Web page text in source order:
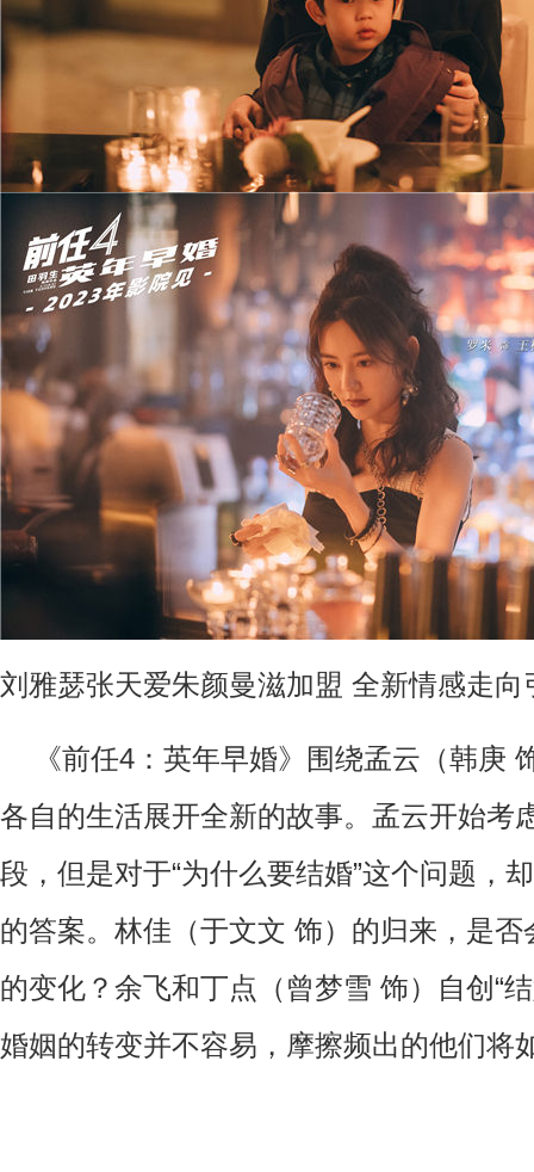
刘雅瑟张天爱朱颜曼滋加盟 全新情感走向
《前任4 ：英年早婚》围绕孟云（韩庚
各自的生活展开全新的故事。孟云开始考
段，但是对于“为什么要结婚”这个问题，
的答案。林佳（于文文 饰）的归来，是
的变化？余飞和丁点（曾梦雪 饰）自创 “
婚姻的转变并不容易，摩擦频出的他们将